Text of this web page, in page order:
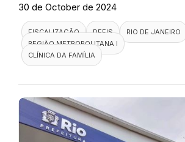
30 de October de 2024
FISCALIZAÇÃO DEFIS
RIO DE JANEIRO
REGIÃO METROPOLITANA I
CLÍNICA DA FAMÍLIA